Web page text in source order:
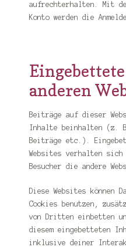
aufrechterhalten. Mit
Konto werden die
anderen
Beiträge auf dieser
Inhalte beinhalten (z.
Beiträge etc.).
Websites verhalten
Besucher die andere
Diese Websites können
Cookies benutzen,
von Dritten einbetten
diesem eingebetteten
inklusive deiner